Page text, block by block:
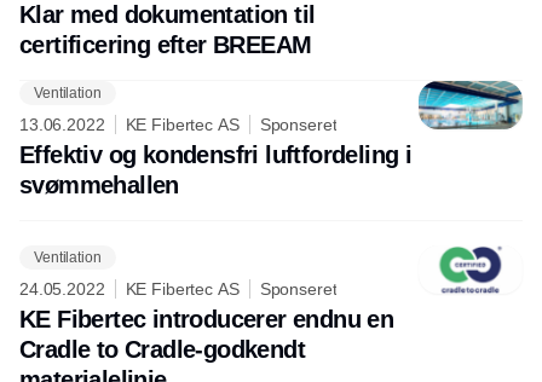
Klar med dokumentation til
certificering efter BREEAM
Ventilation
13.06.2022 KE Fibertec AS Sponseret
Effektiv og kondensfri luftfordeling i
svømmehallen
Ventilation
24.05.2022 KE Fibertec AS Sponseret
KE Fibertec introducerer endnu en
Cradle to Cradle-godkendt